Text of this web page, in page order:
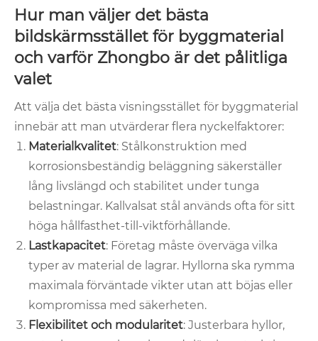
Hur man väljer det bästa
bildskärmsstället för byggmaterial
och varför Zhongbo är det pålitliga
valet
Att välja det bästa visningsstället för byggmaterial
innebär att man utvärderar flera nyckelfaktorer:
Materialkvalitet: Stålkonstruktion med
korrosionsbeständig beläggning säkerställer
lång livslängd och stabilitet under tunga
belastningar. Kallvalsat stål används ofta för sitt
höga hållfasthet-till-viktförhållande.
Lastkapacitet: Företag måste överväga vilka
typer av material de lagrar. Hyllorna ska rymma
maximala förväntade vikter utan att böjas eller
kompromissa med säkerheten.
Flexibilitet och modularitet: Justerbara hyllor,